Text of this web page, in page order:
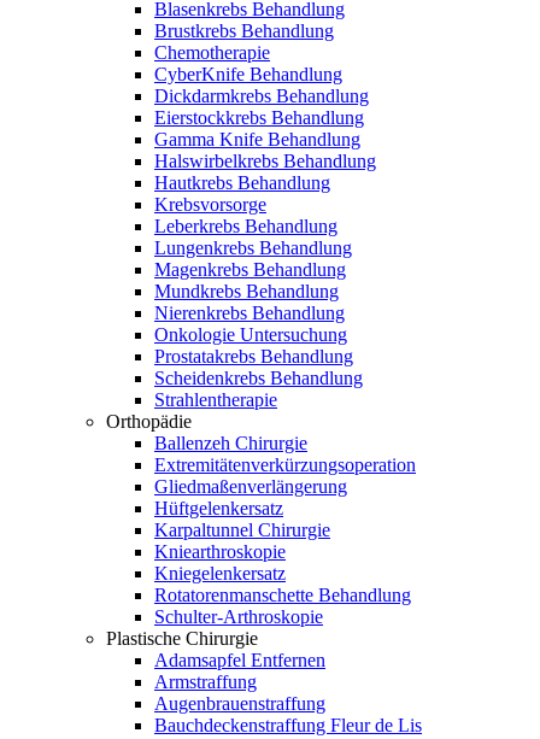
Blasenkrebs Behandlung
Brustkrebs Behandlung
Chemotherapie
CyberKnife Behandlung
Dickdarmkrebs Behandlung
Eierstockkrebs Behandlung
Gamma Knife Behandlung
Halswirbelkrebs Behandlung
Hautkrebs Behandlung
Krebsvorsorge
Leberkrebs Behandlung
Lungenkrebs Behandlung
Magenkrebs Behandlung
Mundkrebs Behandlung
Nierenkrebs Behandlung
Onkologie Untersuchung
Prostatakrebs Behandlung
Scheidenkrebs Behandlung
Strahlentherapie
Orthopädie
Ballenzeh Chirurgie
Extremitätenverkürzungsoperation
Gliedmaßenverlängerung
Hüftgelenkersatz
Karpaltunnel Chirurgie
Kniearthroskopie
Kniegelenkersatz
Rotatorenmanschette Behandlung
Schulter-Arthroskopie
Plastische Chirurgie
Adamsapfel Entfernen
Armstraffung
Augenbrauenstraffung
Bauchdeckenstraffung Fleur de Lis